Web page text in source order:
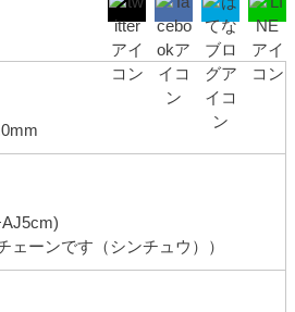
ェーンです（シンチュウ））